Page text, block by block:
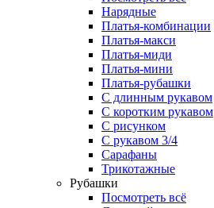
Нарядные
Платья-комбинации
Платья-макси
Платья-миди
Платья-мини
Платья-рубашки
С длинным рукавом
С коротким рукавом
С рисунком
С рукавом 3/4
Сарафаны
Трикотажные
Рубашки
Посмотреть всё